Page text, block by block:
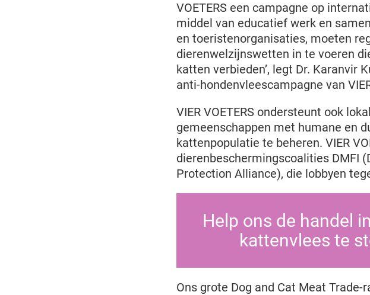
VOETERS een campagne op
middel van educatief werk en
en toeristenorganisaties, moeten
dierenwelzijnswetten in te voeren
katten verbieden’, legt Dr. Karanvir
anti-hondenvleescampagne van
VIER VOETERS ondersteunt ook
gemeenschappen met humane en
kattenpopulatie te beheren. VIER
dierenbeschermingscoalities DMFI
Protection Alliance), die lobbyen
Help ons de handel
kattenvlees te
Ons grote Dog and Cat Meat